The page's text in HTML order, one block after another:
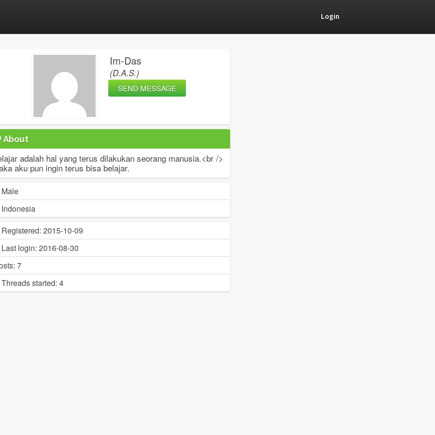
Login
Im-Das
(D.A.S.)
SEND MESSAGE
About
adalah hal yang terus dilakukan seorang manusia.<br />
aku pun ingin terus bisa belajar.
Male
Indonesia
Registered: 2015-10-09
Last login: 2016-08-30
7
Threads started: 4